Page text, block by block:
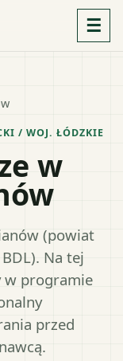
☰
/ WOJ. ŁÓDZKIE
w
(powiat
Na tej
w programie
przed